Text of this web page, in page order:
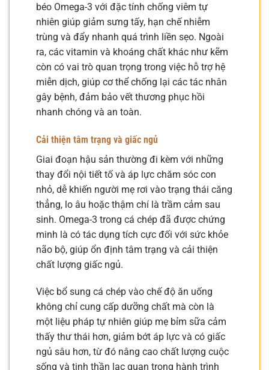
béo Omega-3 với đặc tính chống viêm tự
nhiên giúp giảm sưng tấy, hạn chế nhiễm
trùng và đẩy nhanh quá trình liền sẹo. Ngoài
ra, các vitamin và khoáng chất khác như kẽm
còn có vai trò quan trọng trong việc hỗ trợ hệ
miễn dịch, giúp cơ thể chống lại các tác nhân
gây bệnh, đảm bảo vết thương phục hồi
nhanh chóng và an toàn.
Cải thiện tâm trạng và giấc ngủ
Giai đoạn hậu sản thường đi kèm với những
thay đổi nội tiết tố và áp lực chăm sóc con
nhỏ, dễ khiến người mẹ rơi vào trạng thái căng
thẳng, lo âu hoặc thậm chí là trầm cảm sau
sinh. Omega-3 trong cá chép đã được chứng
minh là có tác dụng tích cực đối với sức khỏe
não bộ, giúp ổn định tâm trạng và cải thiện
chất lượng giấc ngủ.
Việc bổ sung cá chép vào chế độ ăn uống
không chỉ cung cấp dưỡng chất mà còn là
một liệu pháp tự nhiên giúp mẹ bỉm sữa cảm
thấy thư thái hơn, giảm bớt áp lực và có giấc
ngủ sâu hơn, từ đó nâng cao chất lượng cuộc
sống và tinh thần lạc quan trong hành trình